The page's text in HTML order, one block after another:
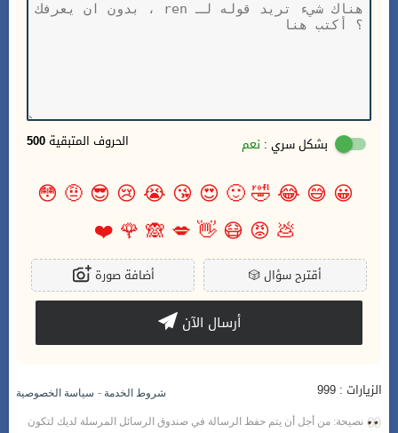
500 الحروف المتبقية بشكل سري : نعم
😀
😅
😂
🤣
🙂
😍
😘
😭
😢
😎
🤨
😳
💩
😡
😷
👋
💋
🙈
🌹
❤️
🎲أقترح سؤال أضافة صورة
أرسال الآن
الزيارات : 999 شروط الخدمة - سياسة الخصوصية
نصيحة: من أجل أن يتم حفظ الرسالة في صندوق الرسائل المرسلة لديك لتكون